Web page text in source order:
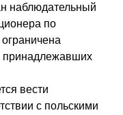
наблюдательный
по
принадлежавших
вести
с польскими